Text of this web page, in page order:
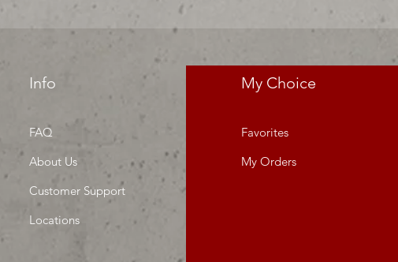
Info
FAQ
About Us
Customer Support
Locations
My Choice
Favorites
My Orders